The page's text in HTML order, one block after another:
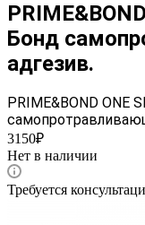
Бонд
адгезив.
PRIME&BOND ONE
3150₽
Нет в наличии
Требуется